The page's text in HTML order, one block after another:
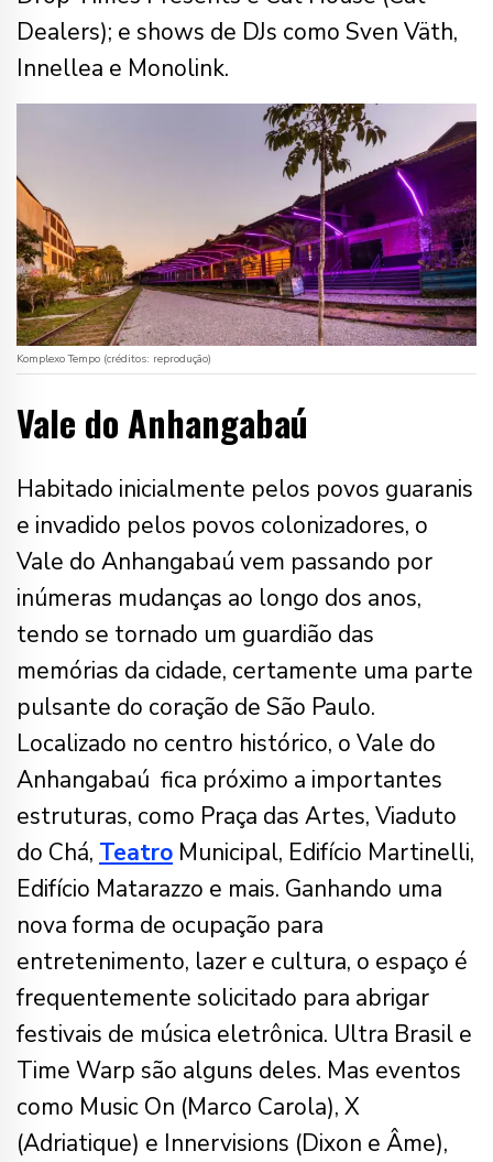
Dealers); e shows de DJs como Sven Väth,
Innellea e Monolink.
Komplexo Tempo (créditos: reprodução)
Vale do Anhangabaú
Habitado inicialmente pelos povos guaranis
e invadido pelos povos colonizadores, o
Vale do Anhangabaú vem passando por
inúmeras mudanças ao longo dos anos,
tendo se tornado um guardião das
memórias da cidade, certamente uma parte
pulsante do coração de São Paulo.
Localizado no centro histórico, o Vale do
Anhangabaú fica próximo a importantes
estruturas, como Praça das Artes, Viaduto
do Chá, Teatro Municipal, Edifício Martinelli,
Edifício Matarazzo e mais. Ganhando uma
nova forma de ocupação para
entretenimento, lazer e cultura, o espaço é
frequentemente solicitado para abrigar
festivais de música eletrônica. Ultra Brasil e
Time Warp são alguns deles. Mas eventos
como Music On (Marco Carola), X
(Adriatique) e Innervisions (Dixon e Âme),